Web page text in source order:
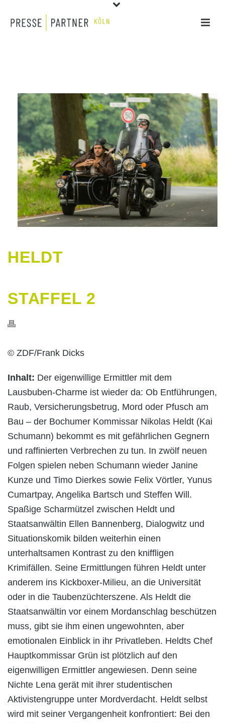
HELDT
STAFFEL 2
© ZDF/Frank Dicks
Inhalt: Der eigenwillige Ermittler mit dem
Lausbuben-Charme ist wieder da: Ob Entführungen,
Raub, Versicherungsbetrug, Mord oder Pfusch am
Bau – der Bochumer Kommissar Nikolas Heldt (Kai
Schumann) bekommt es mit gefährlichen Gegnern
und raffinierten Verbrechen zu tun. In zwölf neuen
Folgen spielen neben Schumann wieder Janine
Kunze und Timo Dierkes sowie Felix Vörtler, Yunus
Cumartpay, Angelika Bartsch und Steffen Will.
Spaßige Scharmützel zwischen Heldt und
Staatsanwältin Ellen Bannenberg, Dialogwitz und
Situationskomik bilden weiterhin einen
unterhaltsamen Kontrast zu den kniffligen
Krimifällen. Seine Ermittlungen führen Heldt unter
anderem ins Kickboxer-Milieu, an die Universität
oder in die Taubenzüchterszene. Als Heldt die
Staatsanwältin vor einem Mordanschlag beschützen
muss, gibt sie ihm einen ungewohnten, aber
emotionalen Einblick in ihr Privatleben. Heldts Chef
Hauptkommissar Grün ist plötzlich auf den
eigenwilligen Ermittler angewiesen. Denn seine
Nichte Lena gerät mit ihrer studentischen
Aktivistengruppe unter Mordverdacht. Heldt selbst
wird mit seiner Vergangenheit konfrontiert: Bei den